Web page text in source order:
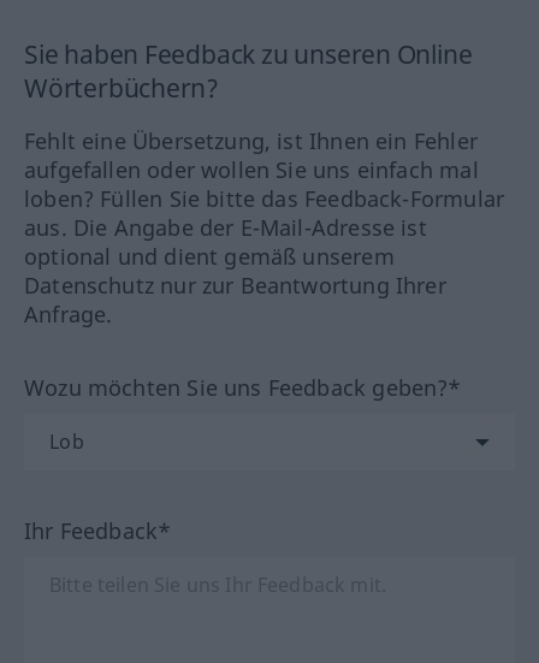
Sie haben Feedback zu unseren Online
Wörterbüchern?
Fehlt eine Übersetzung, ist Ihnen ein Fehler
aufgefallen oder wollen Sie uns einfach mal
loben? Füllen Sie bitte das Feedback-Formular
aus. Die Angabe der E-Mail-Adresse ist
optional und dient gemäß unserem
Datenschutz nur zur Beantwortung Ihrer
Anfrage.
Wozu möchten Sie uns Feedback geben?*
Ihr Feedback*